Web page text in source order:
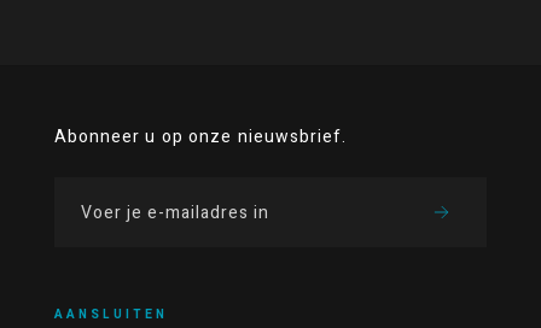
Abonneer u op onze nieuwsbrief.
AANSLUITEN